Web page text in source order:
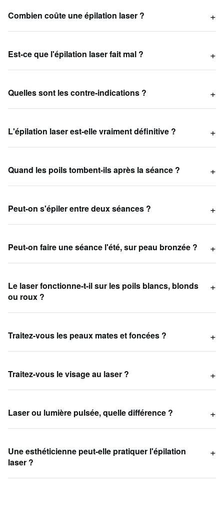
Combien coûte une épilation laser ?
Est-ce que l'épilation laser fait mal ?
Quelles sont les contre-indications ?
L'épilation laser est-elle vraiment définitive ?
Quand les poils tombent-ils après la séance ?
Peut-on s'épiler entre deux séances ?
Peut-on faire une séance l'été, sur peau bronzée ?
Le laser fonctionne-t-il sur les poils blancs, blonds
ou roux ?
Traitez-vous les peaux mates et foncées ?
Traitez-vous le visage au laser ?
Laser ou lumière pulsée, quelle différence ?
Une esthéticienne peut-elle pratiquer l'épilation
laser ?